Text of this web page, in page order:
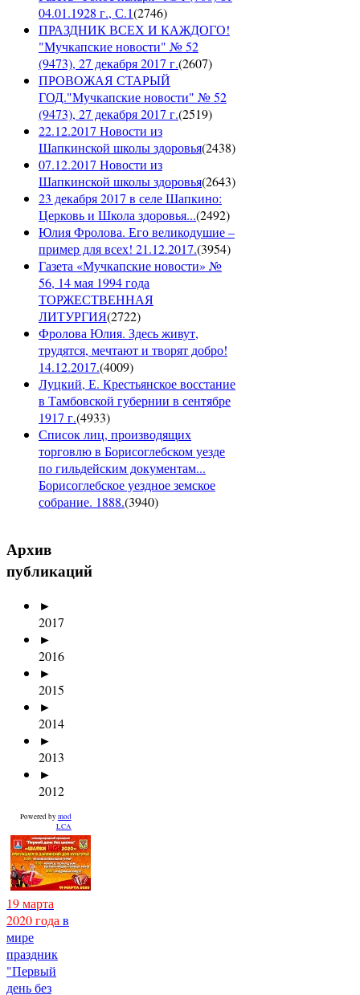
04.01.1928 г., С.1(2746)
ПРАЗДНИК ВСЕХ И КАЖДОГО!
"Мучкапские новости" № 52
(9473), 27 декабря 2017 г.(2607)
ПРОВОЖАЯ СТАРЫЙ
ГОД."Мучкапские новости" № 52
(9473), 27 декабря 2017 г.(2519)
22.12.2017 Новости из
Шапкинской школы здоровья(2438)
07.12.2017 Новости из
Шапкинской школы здоровья(2643)
23 декабря 2017 в селе Шапкино:
Церковь и Школа здоровья...(2492)
Юлия Фролова. Его великодушие –
пример для всех! 21.12.2017.(3954)
Газета «Мучкапские новости» №
56, 14 мая 1994 года
ТОРЖЕСТВЕННАЯ
ЛИТУРГИЯ(2722)
Фролова Юлия. Здесь живут,
трудятся, мечтают и творят добро!
14.12.2017.(4009)
Луцкий, Е. Крестьянское восстание
в Тамбовской губернии в сентябре
1917 г.(4933)
Список лиц, производящих
торговлю в Борисоглебском уезде
по гильдейским документам...
Борисоглебское уездное земское
собрание. 1888.(3940)
Архив
публикаций
►
2017
►
2016
►
2015
►
2014
►
2013
►
2012
Powered by mod
LCA
19 марта
2020 года в
мире
праздник
"Первый
день без